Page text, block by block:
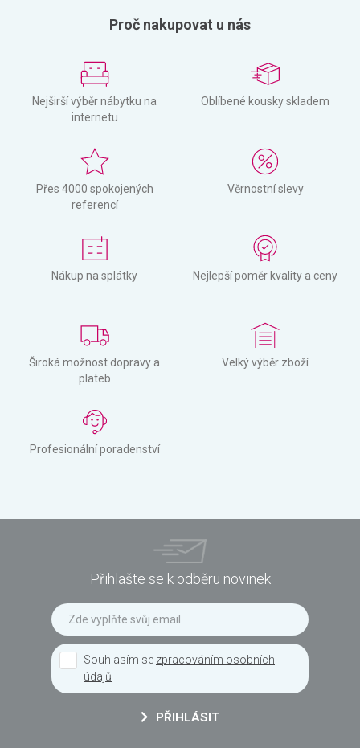
Proč nakupovat u nás
Nejširší výběr nábytku na
internetu
Oblíbené kousky skladem
Přes 4000 spokojených
referencí
Věrnostní slevy
Nákup na splátky Nejlepší poměr kvality a ceny
Široká možnost dopravy a
plateb
Velký výběr zboží
Profesionální poradenství
Přihlašte se k odběru novinek
Souhlasím se zpracováním osobních
údajů
PŘIHLÁSIT